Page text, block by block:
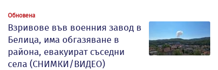
Обновена
Взривове във военния завод в
Белица, има обгазяване в
района, евакуират съседни
села (СНИМКИ/ВИДЕО)